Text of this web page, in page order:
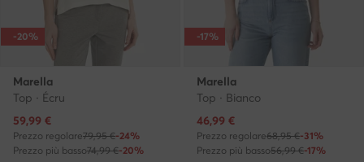
-20%
Marella
Top · Écru
Prezzo attuale
59,99 €
Prezzo regolare79,95 €-24%
Prezzo più basso74,99 €-20%
-17%
Marella
Top · Bianco
Prezzo attuale
46,99 €
Prezzo regolare68,95 €-31%
Prezzo più basso56,99 €-17%